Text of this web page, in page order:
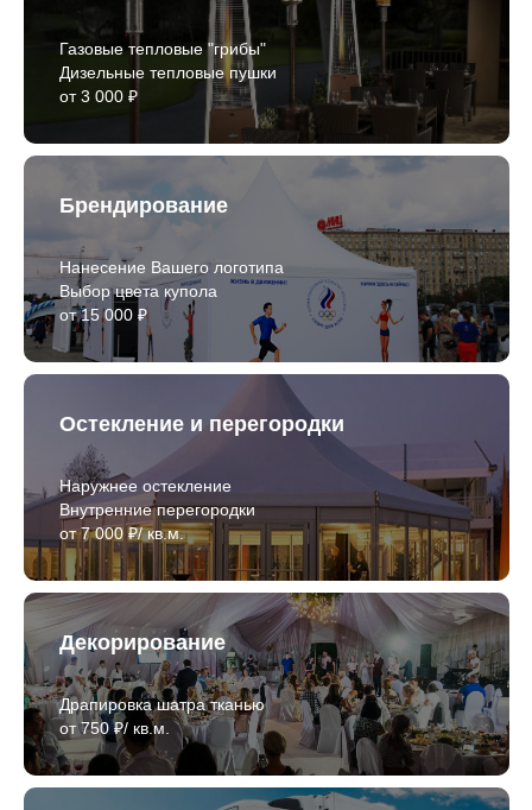
Газовые тепловые "грибы"
Дизельные тепловые пушки
от 3 000 ₽
Брендирование
Нанесение Вашего логотипа
Выбор цвета купола
от 15 000 ₽
Остекление и перегородки
Наружнее остекление
Внутренние перегородки
от 7 000 ₽/ кв.м.
Декорирование
Драпировка шатра тканью
от 750 ₽/ кв.м.